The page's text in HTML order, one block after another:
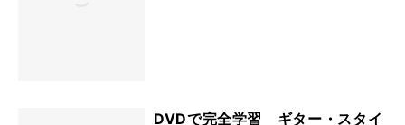
DVDで完全学習 ギター・スタイ